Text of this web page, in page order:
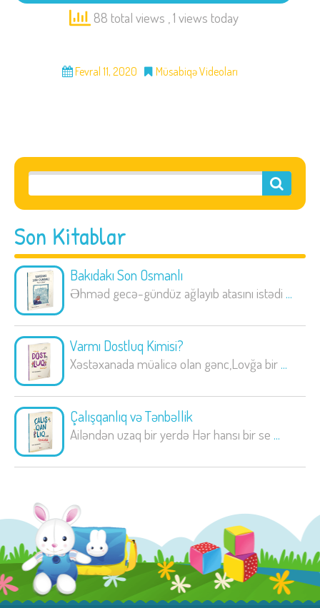
Son Kitablar
Bakıdakı Son Osmanlı
Əhməd gecə-gündüz ağlayıb atasını istədi ...
Varmı Dostluq Kimisi?
Xəstəxanada müalicə olan gənc,Lovğa bir ...
Çalışqanlıq və Tənbəllik
Ailəndən uzaq bir yerdə Hər hansı bir se ...
88 total views , 1 views today
Fevral 11, 2020 Müsabiqə Videoları